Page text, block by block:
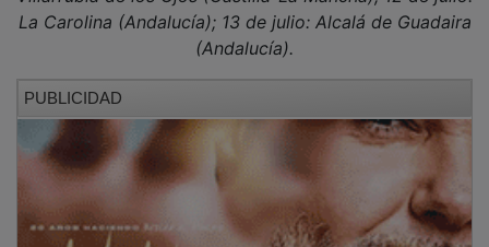
La Carolina (Andalucía); 13 de julio: Alcalá de Guadaira
(Andalucía).